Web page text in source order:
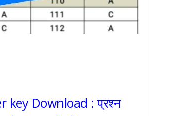
key Download : प्रश्न